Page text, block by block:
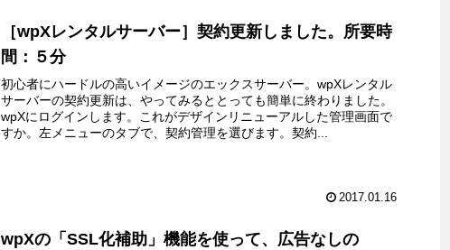
［wpXレンタルサーバー］契約更新しました。所要時
間：５分
初心者にハードルの高いイメージのエックスサーバー。wpXレンタル
サーバーの契約更新は、やってみるととっても簡単に終わりました。
wpXにログインします。これがデザインリニューアルした管理画面で
すか。左メニューのタブで、契約管理を選びます。契約...
2017.01.16
wpXの「SSL化補助」機能を使って、広告なしの